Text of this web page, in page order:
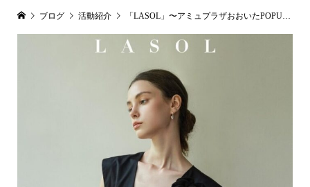
ブログ 活動紹介 「LASOL」〜アミュプラザおおいたPOPUP〜おめかしスタンドのショップ紹介